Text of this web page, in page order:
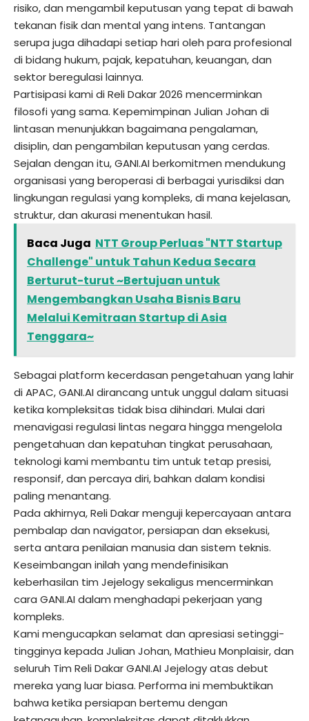
risiko, dan mengambil keputusan yang tepat di bawah
tekanan fisik dan mental yang intens. Tantangan
serupa juga dihadapi setiap hari oleh para profesional
di bidang hukum, pajak, kepatuhan, keuangan, dan
sektor beregulasi lainnya.
Partisipasi kami di Reli Dakar 2026 mencerminkan
filosofi yang sama. Kepemimpinan Julian Johan di
lintasan menunjukkan bagaimana pengalaman,
disiplin, dan pengambilan keputusan yang cerdas.
Sejalan dengan itu, GANI.AI berkomitmen mendukung
organisasi yang beroperasi di berbagai yurisdiksi dan
lingkungan regulasi yang kompleks, di mana kejelasan,
struktur, dan akurasi menentukan hasil.
Baca Juga NTT Group Perluas "NTT Startup
Challenge" untuk Tahun Kedua Secara
Berturut-turut ~Bertujuan untuk
Mengembangkan Usaha Bisnis Baru
Melalui Kemitraan Startup di Asia
Tenggara~
Sebagai platform kecerdasan pengetahuan yang lahir
di APAC, GANI.AI dirancang untuk unggul dalam situasi
ketika kompleksitas tidak bisa dihindari. Mulai dari
menavigasi regulasi lintas negara hingga mengelola
pengetahuan dan kepatuhan tingkat perusahaan,
teknologi kami membantu tim untuk tetap presisi,
responsif, dan percaya diri, bahkan dalam kondisi
paling menantang.
Pada akhirnya, Reli Dakar menguji kepercayaan antara
pembalap dan navigator, persiapan dan eksekusi,
serta antara penilaian manusia dan sistem teknis.
Keseimbangan inilah yang mendefinisikan
keberhasilan tim Jejelogy sekaligus mencerminkan
cara GANI.AI dalam menghadapi pekerjaan yang
kompleks.
Kami mengucapkan selamat dan apresiasi setinggi-
tingginya kepada Julian Johan, Mathieu Monplaisir, dan
seluruh Tim Reli Dakar GANI.AI Jejelogy atas debut
mereka yang luar biasa. Performa ini membuktikan
bahwa ketika persiapan bertemu dengan